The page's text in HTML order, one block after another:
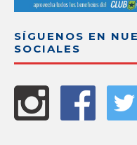
SÍGUENOS EN
SOCIALES